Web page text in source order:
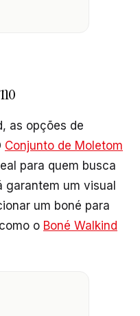
as opções de
Conjunto de Moletom
para quem busca
garantem um visual
um boné para
o Boné Walkind